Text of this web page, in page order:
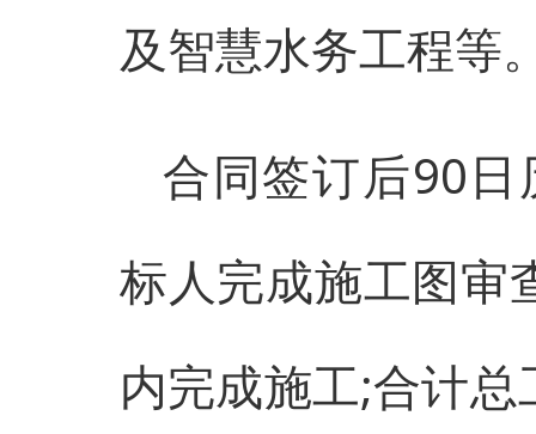
及智慧水务工程等
合同签订后90
标人完成施工图审
内完成施工;合计